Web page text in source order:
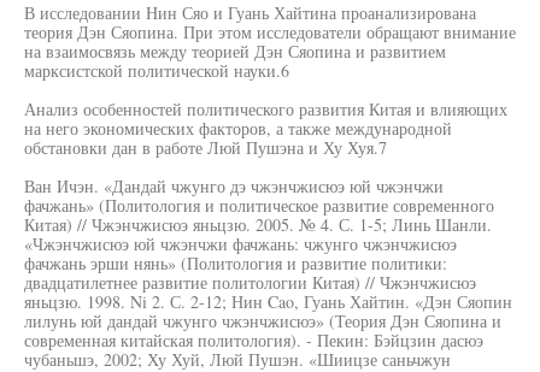
В исследовании Нин Сяо и Гуань Хайтина проанализирована
теория Дэн Сяопина. При этом исследователи обращают внимание
на взаимосвязь между теорией Дэн Сяопина и развитием
марксистской политической науки.6
Анализ особенностей политического развития Китая и влияющих
на него экономических факторов, а также международной
обстановки дан в работе Люй Пушэна и Ху Хуя.7
Ван Ичэн. «Дандай чжунго дэ чжэнчжисюэ юй чжэнчжи
фачжань» (Политология и политическое развитие современного
Китая) // Чжэнчжисюэ яньцзю. 2005. № 4. С. 1-5; Линь Шанли.
«Чжэнчжисюэ юй чжэнчжи фачжань: чжунго чжэнчжисюэ
фачжань эрши нянь» (Политология и развитие политики:
двадцатилетнее развитие политологии Китая) // Чжэнчжисюэ
яньцзю. 1998. Ni 2. С. 2-12; Нин Cao, Гуань Хайтин. «Дэн Сяопин
лилунь юй дандай чжунго чжэнчжисюэ» (Теория Дэн Сяопина и
современная китайская политология). - Пекин: Бэйцзин дасюэ
чубаньшэ, 2002; Ху Хуй, Люй Пушэн. «Шиицзе саньчжун